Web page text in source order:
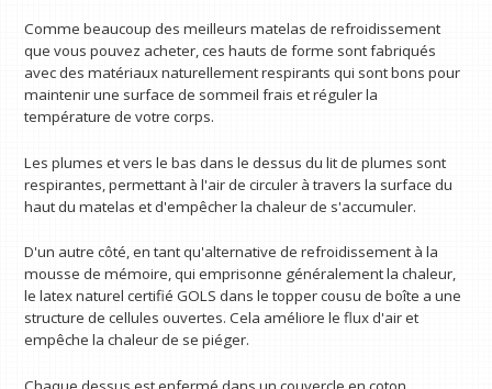
Comme beaucoup des meilleurs matelas de refroidissement
que vous pouvez acheter, ces hauts de forme sont fabriqués
avec des matériaux naturellement respirants qui sont bons pour
maintenir une surface de sommeil frais et réguler la
température de votre corps.
Les plumes et vers le bas dans le dessus du lit de plumes sont
respirantes, permettant à l'air de circuler à travers la surface du
haut du matelas et d'empêcher la chaleur de s'accumuler.
D'un autre côté, en tant qu'alternative de refroidissement à la
mousse de mémoire, qui emprisonne généralement la chaleur,
le latex naturel certifié GOLS dans le topper cousu de boîte a une
structure de cellules ouvertes. Cela améliore le flux d'air et
empêche la chaleur de se piéger.